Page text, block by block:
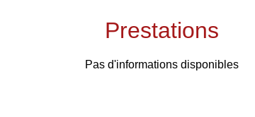
Prestations
Pas d'informations disponibles